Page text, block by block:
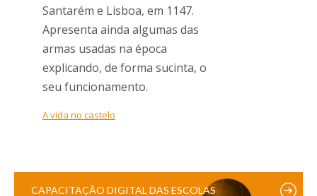
Santarém e Lisboa, em 1147.
Apresenta ainda algumas das
armas usadas na época
explicando, de forma sucinta, o
seu funcionamento.
A vida no castelo
CAPACITAÇÃO DIGITAL DAS ESCOLAS